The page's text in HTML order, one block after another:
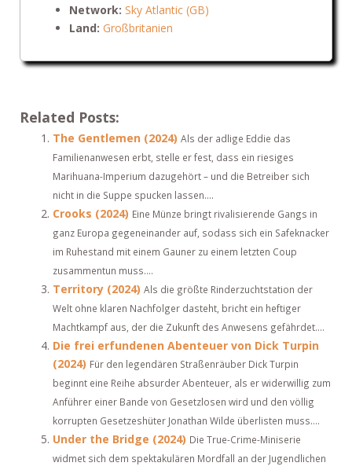
Network: Sky Atlantic (GB)
Land: Großbritanien
Related Posts:
The Gentlemen (2024) Als der adlige Eddie das
Familienanwesen erbt, stelle er fest, dass ein riesiges
Marihuana-Imperium dazugehört – und die Betreiber sich
nicht in die Suppe spucken lassen....
Crooks (2024) Eine Münze bringt rivalisierende Gangs in
ganz Europa gegeneinander auf, sodass sich ein Safeknacker
im Ruhestand mit einem Gauner zu einem letzten Coup
zusammentun muss....
Territory (2024) Als die größte Rinderzuchtstation der
Welt ohne klaren Nachfolger dasteht, bricht ein heftiger
Machtkampf aus, der die Zukunft des Anwesens gefährdet....
Die frei erfundenen Abenteuer von Dick Turpin
(2024) Für den legendären Straßenräuber Dick Turpin
beginnt eine Reihe absurder Abenteuer, als er widerwillig zum
Anführer einer Bande von Gesetzlosen wird und den völlig
korrupten Gesetzeshüter Jonathan Wilde überlisten muss....
Under the Bridge (2024) Die True-Crime-Miniserie
widmet sich dem spektakulären Mordfall an der Jugendlichen